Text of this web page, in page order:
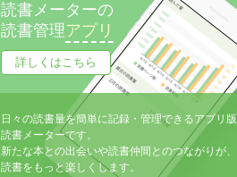
読書メーターの
読書管理アプリ
詳しくはこちら
日々の読書量を簡単に記録・管理できるアプリ版
読書メーターです。
新たな本との出会いや読書仲間とのつながりが、
読書をもっと楽しくします。